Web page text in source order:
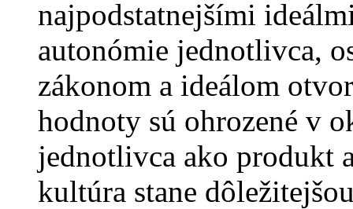
najpodstatnejšími
autonómie jednotlivca,
zákonom a ideálom
hodnoty sú ohrozené v
jednotlivca ako produkt
kultúra stane